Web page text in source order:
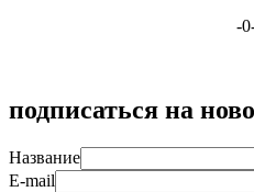
-
подписаться на
Название
E-mail